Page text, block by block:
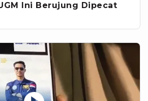
Ini Berujung Dipecat